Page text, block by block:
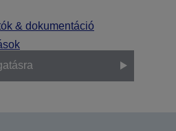
& dokumentáció